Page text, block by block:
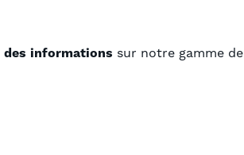
des informations sur notre gamme de